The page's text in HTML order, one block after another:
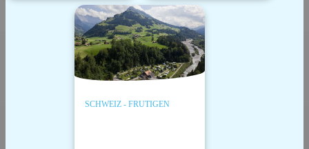
SCHWEIZ - FRUTIGEN